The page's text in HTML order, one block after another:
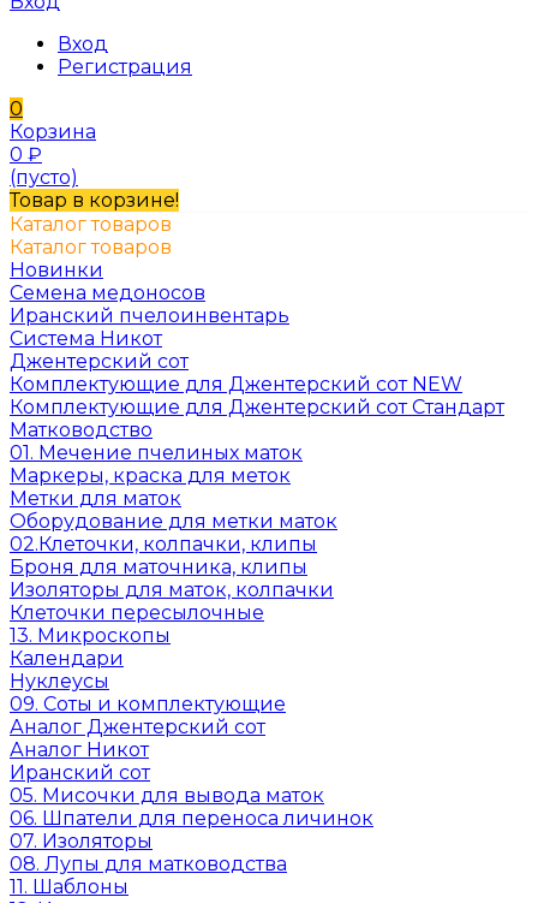
Вход
Регистрация
0
Корзина
0 ₽
(пусто)
Товар в корзине!
Каталог товаров
Каталог товаров
Новинки
Семена медоносов
Иранский пчелоинвентарь
Система Никот
Джентерский сот
Комплектующие для Джентерский сот NEW
Комплектующие для Джентерский сот Стандарт
Матководство
01. Мечение пчелиных маток
Маркеры, краска для меток
Метки для маток
Оборудование для метки маток
02.Клеточки, колпачки, клипы
Броня для маточника, клипы
Изоляторы для маток, колпачки
Клеточки пересылочные
13. Микроскопы
Календари
Нуклеусы
09. Соты и комплектующие
Аналог Джентерский сот
Аналог Никот
Иранский сот
05. Мисочки для вывода маток
06. Шпатели для переноса личинок
07. Изоляторы
08. Лупы для матководства
11. Шаблоны